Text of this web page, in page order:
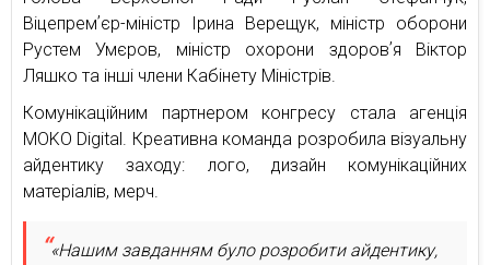
Віцепремʼєр-міністр Ірина Верещук, міністр оборони
Рустем Умєров, міністр охорони здоровʼя Віктор
Ляшко та інші члени Кабінету Міністрів.
Комунікаційним партнером конгресу стала агенція
MOKO Digital. Креативна команда розробила візуальну
айдентику заходу: лого, дизайн комунікаційних
матеріалів, мерч.
«Нашим завданням було розробити айдентику,